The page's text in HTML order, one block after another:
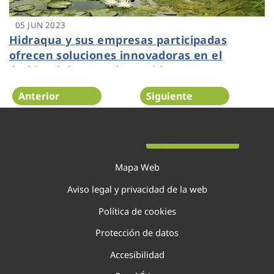
05 JUN 2023
Hidraqua y sus empresas participadas
ofrecen soluciones innovadoras en el
ámbito del agua y los residuos para
preservar el medio ambiente
Anterior Siguiente
Mapa Web
Aviso legal y privacidad de la web
Política de cookies
Protección de datos
Accesibilidad